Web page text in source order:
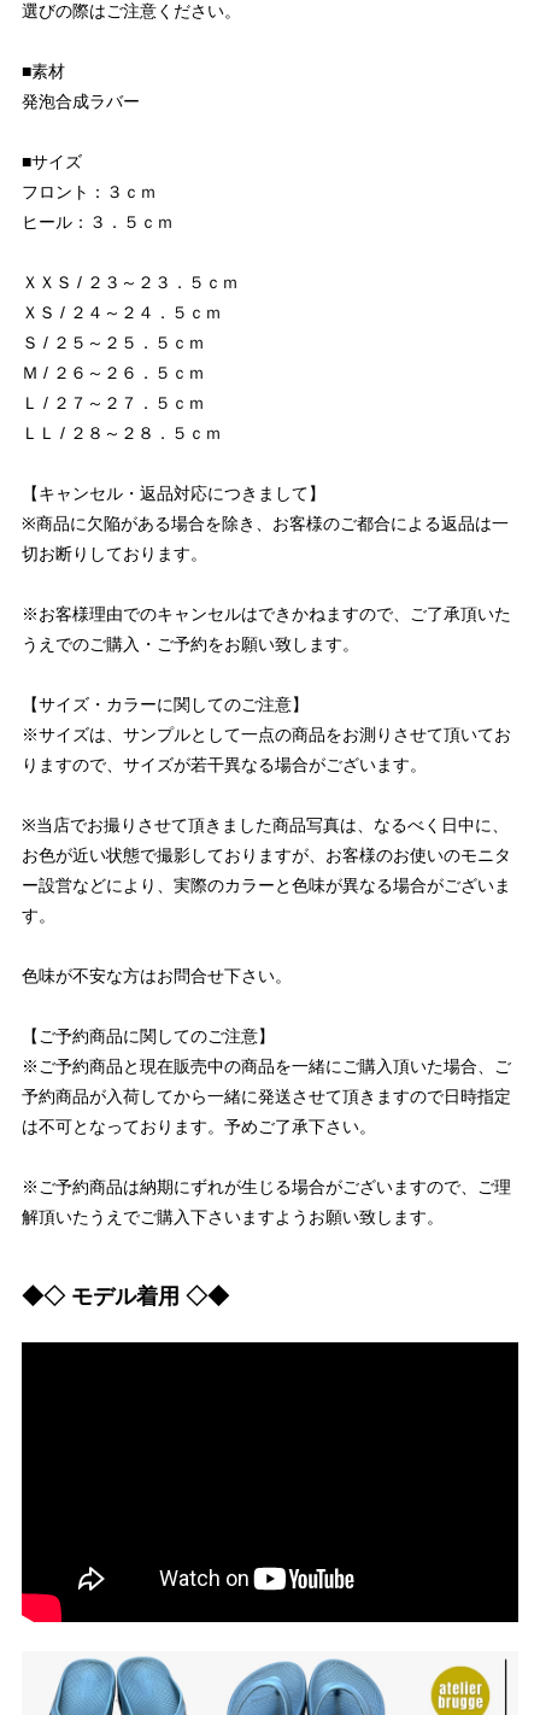
選びの際はご注意ください。
■素材
発泡合成ラバー
■サイズ
フロント：３ｃｍ
ヒール：３．５ｃｍ
ＸＸＳ / ２３～２３．５ｃｍ
ＸＳ / ２４～２４．５ｃｍ
Ｓ / ２５～２５．５ｃｍ
Ｍ / ２６～２６．５ｃｍ
Ｌ / ２７～２７．５ｃｍ
ＬＬ / ２８～２８．５ｃｍ
【キャンセル・返品対応につきまして】
※商品に欠陥がある場合を除き、お客様のご都合による返品は一
切お断りしております。
※お客様理由でのキャンセルはできかねますので、ご了承頂いた
うえでのご購入・ご予約をお願い致します。
【サイズ・カラーに関してのご注意】
※サイズは、サンプルとして一点の商品をお測りさせて頂いてお
りますので、サイズが若干異なる場合がございます。
※当店でお撮りさせて頂きました商品写真は、なるべく日中に、
お色が近い状態で撮影しておりますが、お客様のお使いのモニタ
ー設営などにより、実際のカラーと色味が異なる場合がございま
す。
色味が不安な方はお問合せ下さい。
【ご予約商品に関してのご注意】
※ご予約商品と現在販売中の商品を一緒にご購入頂いた場合、ご
予約商品が入荷してから一緒に発送させて頂きますので日時指定
は不可となっております。予めご了承下さい。
※ご予約商品は納期にずれが生じる場合がございますので、ご理
解頂いたうえでご購入下さいますようお願い致します。
◆◇ モデル着用 ◇◆